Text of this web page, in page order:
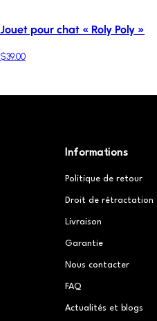
Jouet pour chat « Roly Poly »
$39.00
Informations
Politique de retour
Droit de rétractation
Livraison
Garantie
Nous contacter
FAQ
Actualités et blogs